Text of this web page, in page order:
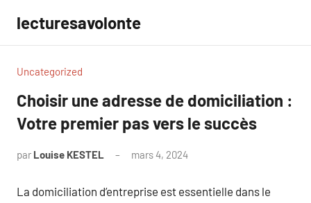
contenu
lecturesavolonte
Uncategorized
Choisir une adresse de domiciliation :
Votre premier pas vers le succès
par Louise KESTEL mars 4, 2024
La domiciliation d’entreprise est essentielle dans le